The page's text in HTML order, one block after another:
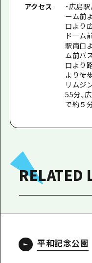
アクセス
・広島
ーム前
口より
ドーム
駅南口
ム前バ
口より
より徒
リムジ
55分、
で約５
RELATED
平和記念公園